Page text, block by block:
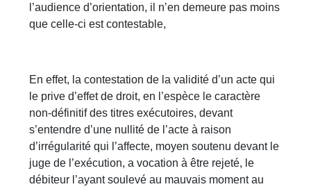
l’audience d’orientation, il n’en demeure pas moins
que celle-ci est contestable,
En effet, la contestation de la validité d’un acte qui
le prive d’effet de droit, en l’espèce le caractère
non-définitif des titres exécutoires, devant
s’entendre d’une nullité de l’acte à raison
d’irrégularité qui l’affecte, moyen soutenu devant le
juge de l’exécution, a vocation à être rejeté, le
débiteur l’ayant soulevé au mauvais moment au